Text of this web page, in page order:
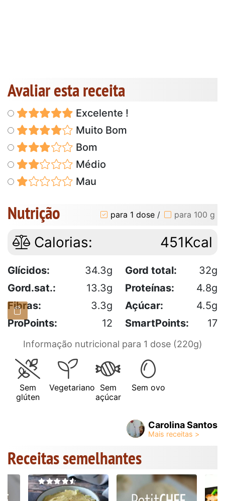
Avaliar esta receita
Excelente !
Muito Bom
Bom
Médio
Mau
Nutrição para 1 dose / para 100 g
Calorias: 451Kcal
Glícidos: 34.3g Gord total:
32g
Gord.sat.:
13.3g Proteínas:
4.8g
Fibras:
3.3g Açúcar:
4.5g
ProPoints:
12 SmartPoints: 17
Informação nutricional para 1 dose (220g)
Sem
glúten
Vegetariano Sem
açúcar
Sem ovo
Carolina Santos
Receitas semelhantes